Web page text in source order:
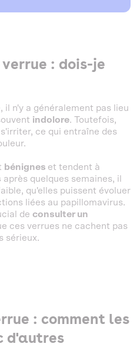
: dois-je
il n'y a généralement pas lieu
indolore. Toutefois,
ce qui entraîne des
bénignes et tendent à
après quelques semaines, il
qu'elles puissent évoluer
liées au papillomavirus.
de consulter un
ces verrues ne cachent pas
sérieux.
: comment les
d'autres